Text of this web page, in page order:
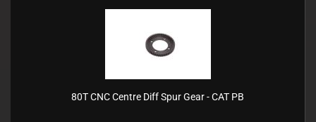
80T CNC Centre Diff Spur Gear - CAT PB